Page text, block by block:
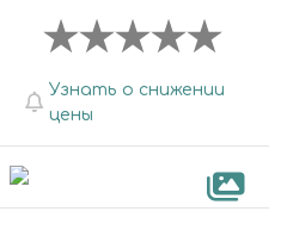
Узнать о снижении
цены